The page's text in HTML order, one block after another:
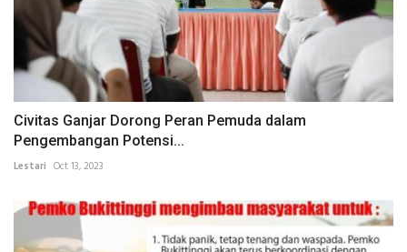
Civitas Ganjar Dorong Peran Pemuda dalam
Pengembangan Potensi...
Lestari Oct 13, 2023